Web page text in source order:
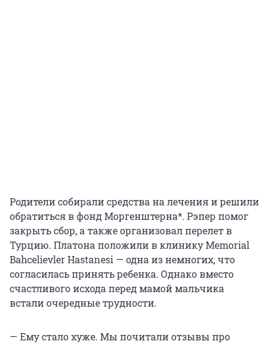
Родители собирали средства на лечения и решили
обратиться в фонд Моргенштерна*. Рэпер помог
закрыть сбор, а также организовал перелет в
Турцию. Платона положили в клинику Memorial
Bahcelievler Hastanesi — одна из немногих, что
согласилась принять ребенка. Однако вместо
счастливого исхода перед мамой мальчика
встали очередные трудности.
— Ему стало хуже. Мы почитали отзывы про